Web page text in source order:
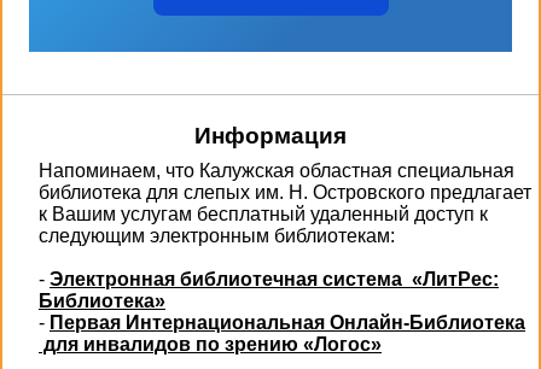
Информация
Напоминаем, что Калужская областная специальная
библиотека для слепых им. Н. Островского предлагает
к Вашим услугам бесплатный удаленный доступ к
следующим электронным библиотекам:
- Электронная библиотечная система «ЛитРес:
Библиотека»
- Первая Интернациональная Онлайн-Библиотека
для инвалидов по зрению «Логос»